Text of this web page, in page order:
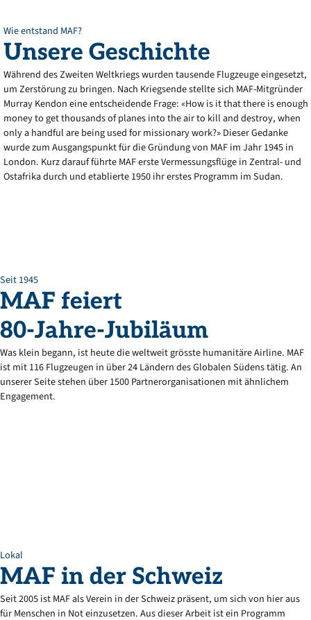
Wie entstand MAF?
Unsere Geschichte
Während des Zweiten Weltkriegs wurden tausende Flugzeuge eingesetzt,
um Zerstörung zu bringen. Nach Kriegsende stellte sich MAF-Mitgründer
Murray Kendon eine entscheidende Frage: «How is it that there is enough
money to get thousands of planes into the air to kill and destroy, when
only a handful are being used for missionary work?» Dieser Gedanke
wurde zum Ausgangspunkt für die Gründung von MAF im Jahr 1945 in
London. Kurz darauf führte MAF erste Vermessungsflüge in Zentral- und
Ostafrika durch und etablierte 1950 ihr erstes Programm im Sudan.
Seit 1945
MAF feiert
80-Jahre-Jubiläum
Was klein begann, ist heute die weltweit grösste humanitäre Airline. MAF
ist mit 116 Flugzeugen in über 24 Ländern des Globalen Südens tätig. An
unserer Seite stehen über 1500 Partnerorganisationen mit ähnlichem
Engagement.
Lokal
MAF in der Schweiz
Seit 2005 ist MAF als Verein in der Schweiz präsent, um sich von hier aus
für Menschen in Not einzusetzen. Aus dieser Arbeit ist ein Programm